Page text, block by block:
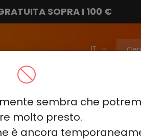
sembra che
molto presto.
è ancora
SOPRA I 100 €
ELF BAR FS18000
ELF BAR RAYA D3 25000 ELF
KING 30000 ELF BAR NICOTINE